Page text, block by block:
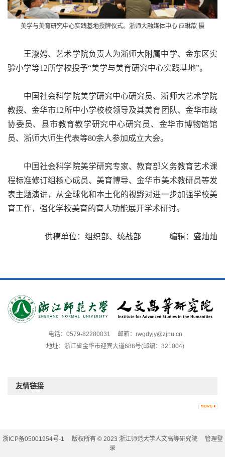
美学与美育研究中心实践基地授牌仪式。 浙师大融媒体中心 应琳歆 摄
王淑娉、艺术学院负责人为浙师大附属中学、金东区实
验小学等12所学校授予“美学与美育研究中心实践基地”。
中国社会科学院美学研究中心研究员、浙师大艺术学院
教授、金华市12所中小学校校领导及其美育团队、金华市政
协委员、县市教育教学研究中心研究员、金华市博物馆馆
员、浙师大师生代表等80余人参加成立大会。
中国社会科学院美学研究专家、教育部义务教育艺术课
程标准修订组核心成员、美育博导、金华市美术教研员等发
表主题演讲，从全球化和本土化的视野对进一步加强学校美
育工作，强化学校美育的育人功能展开学术研讨。
供稿单位：组织部、统战部 编辑：盛灿灿
电话：0579-82280031
邮箱：rwgdyjy@zjnu.cn
地址：浙江省金华市迎宾大道688号(邮编：321004)
友情链接
浙ICP备05001954号-1 版权所有 © 2023 浙江师范大学人文高等研究院 管理登
录